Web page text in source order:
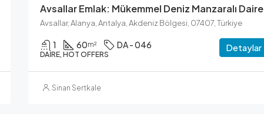
Avsallar Emlak: Mükemmel Deniz Manzaralı Daire
Avsallar, Alanya, Antalya, Akdeniz Bölgesi, 07407, Türkiye
1 60m² DA - 046
DAIRE, HOT OFFERS
Detaylar
Sinan Sertkale